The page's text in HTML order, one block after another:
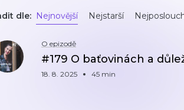
dle: Nejnovější Nejstarší
O epizodě
#179 O baťovinách a
18. 8. 2025 45 min